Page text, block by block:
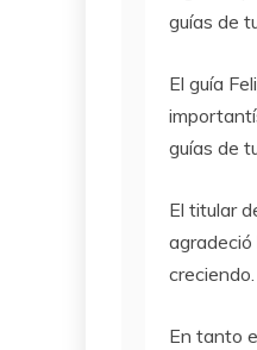
guías de
El guía
guías de
El titular
creciendo.
En tanto